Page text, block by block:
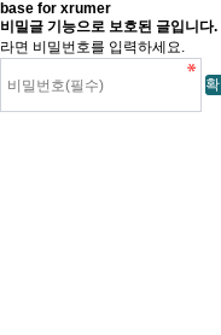
base for xrumer
비밀글 기능으로 보호된 글입니다.
라면 비밀번호를 입력하세요.